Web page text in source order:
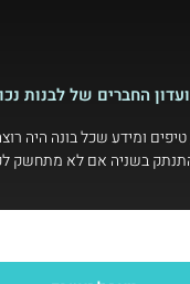
החברים של לבנות
טיפים ומידע שכל בונה היה
בשניה אם לא מתחשק